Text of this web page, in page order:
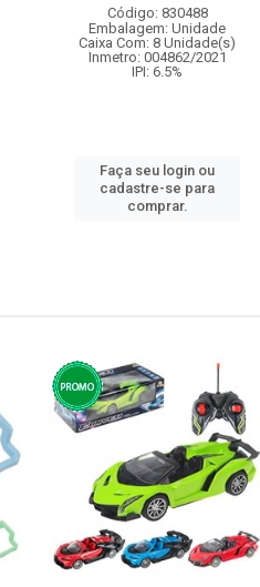
Código: 830488
Embalagem: Unidade
Caixa Com: 8 Unidade(s)
Inmetro: 004862/2021
IPI: 6.5%
Faça seu login ou
cadastre-se para
comprar.